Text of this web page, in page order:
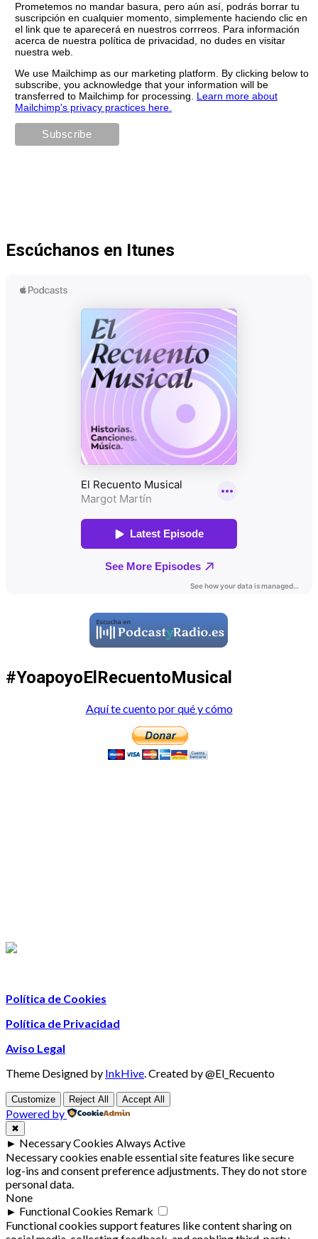
Prometemos no mandar basura, pero aún así, podrás borrar tu
suscripción en cualquier momento, simplemente haciendo clic en
el link que te aparecerá en nuestros corrreos. Para información
acerca de nuestra política de privacidad, no dudes en visitar
nuestra web.
We use Mailchimp as our marketing platform. By clicking below to
subscribe, you acknowledge that your information will be
transferred to Mailchimp for processing. Learn more about
Mailchimp's privacy practices here.
Escúchanos en Itunes
#YoapoyoElRecuentoMusical
Aquí te cuento por qué y cómo
Política de Cookies
Política de Privacidad
Aviso Legal
Theme Designed by InkHive.Created by @El_Recuento
Customize Reject All Accept All
Powered by
✖
► Necessary Cookies Always Active
Necessary cookies enable essential site features like secure
log-ins and consent preference adjustments. They do not store
personal data.
None
► Functional Cookies Remark
Functional cookies support features like content sharing on